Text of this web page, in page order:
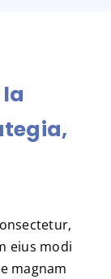
eius modi
magnam